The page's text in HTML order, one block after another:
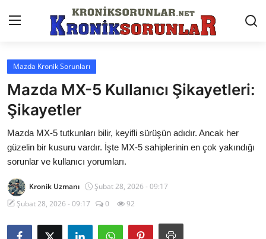
Anasayfa
Markalar
İletişim
Trafik & Cezalar
Sigorta & Kasko
Vergi & ÖTV & MTV
Muayene & Ruhsat
Mazda Kronik Sorunları
Mazda MX-5 Kullanıcı Şikayetleri:
Şikayetler
Mazda MX-5 tutkunları bilir, keyifli sürüşün adıdır. Ancak her
güzelin bir kusuru vardır. İşte MX-5 sahiplerinin en çok yakındığı
sorunlar ve kullanıcı yorumları.
Kronik Uzmanı
Şubat 28, 2026 - 09:17
Şubat 28, 2026 - 09:17
0 92